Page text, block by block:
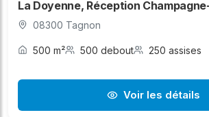
La Doyenne, Réception
08300 Tagnon
500 m² 500 debout 250 assises
Voir les détails